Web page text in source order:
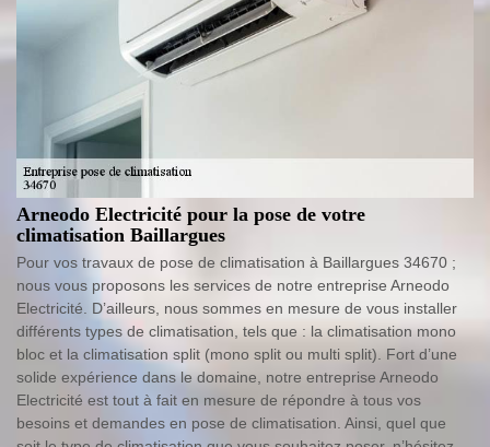
Arneodo Electricité pour la pose de votre
climatisation Baillargues
Pour vos travaux de pose de climatisation à Baillargues 34670 ;
nous vous proposons les services de notre entreprise Arneodo
Electricité. D’ailleurs, nous sommes en mesure de vous installer
différents types de climatisation, tels que : la climatisation mono
bloc et la climatisation split (mono split ou multi split). Fort d’une
solide expérience dans le domaine, notre entreprise Arneodo
Electricité est tout à fait en mesure de répondre à tous vos
besoins et demandes en pose de climatisation. Ainsi, quel que